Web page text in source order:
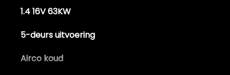
Sportonderstel
Overige
1.4 16V 63KW
5-deurs uitvoering
Airco koud